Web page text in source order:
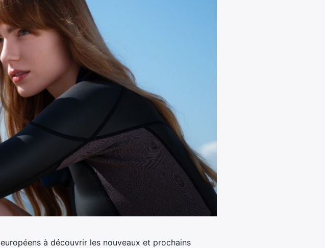
à découvrir les nouveaux et prochains